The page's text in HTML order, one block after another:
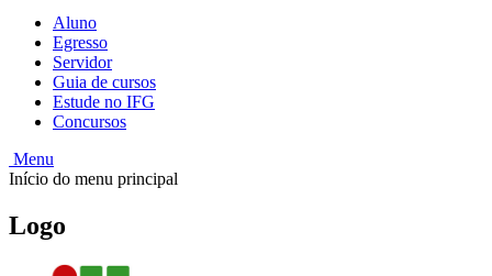
Aluno
Egresso
Servidor
Guia de cursos
Estude no IFG
Concursos
Menu
Início do menu principal
Logo